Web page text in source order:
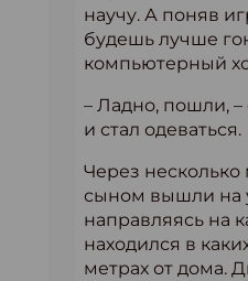
научу. А поняв
будешь лучше
компьютерный
– Ладно, пошли, –
и стал одеваться.
Через
сыном вышли на
направляясь на
находился в
метрах от дома.